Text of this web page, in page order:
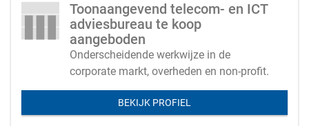
Toonaangevend telecom- en ICT
adviesbureau te koop
aangeboden
Onderscheidende werkwijze in de
corporate markt, overheden en non-profit.
BEKIJK PROFIEL